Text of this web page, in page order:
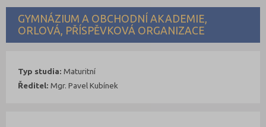
GYMNÁZIUM A OBCHODNÍ AKADEMIE,
ORLOVÁ, PŘÍSPĚVKOVÁ ORGANIZACE
Typ studia: Maturitní
Ředitel: Mgr. Pavel Kubínek